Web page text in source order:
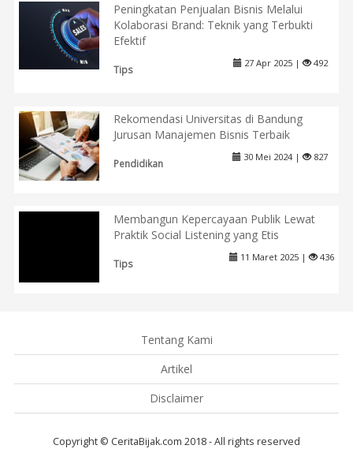
Peningkatan Penjualan Bisnis Melalui
Kolaborasi Brand: Teknik yang Terbukti
Efektif
Tips
27 Apr 2025 | 492
Rekomendasi Universitas di Bandung
Jurusan Manajemen Bisnis Terbaik
Pendidikan
30 Mei 2024 | 827
Membangun Kepercayaan Publik Lewat
Praktik Social Listening yang Etis
Tips
11 Maret 2025 | 436
Tentang Kami
Artikel
Disclaimer
Copyright © CeritaBijak.com 2018 - All rights reserved